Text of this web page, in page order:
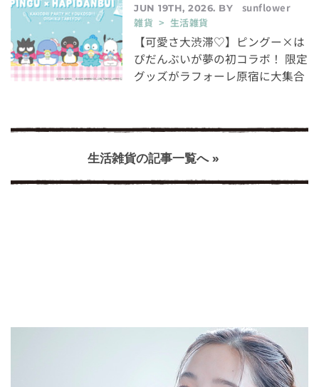
JUN 19TH, 2026. BY
sunflower
雑貨 > 生活雑貨
【可愛さ大渋滞♡】ピングー×は
ぴだんぶいが夢の初コラボ！ 限定
グッズがラフォーレ原宿に大集合
生活雑貨の記事一覧へ »